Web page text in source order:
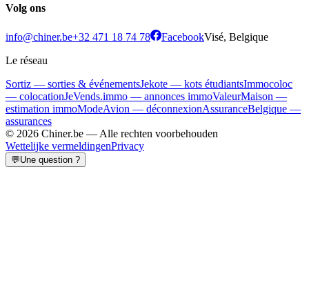
Volg ons
info@chiner.be+32 471 18 74 78 FacebookVisé, Belgique
Le réseau
Sortiz — sorties & événementsJekote — kots étudiantsImmocoloc
— colocationJeVends.immo — annonces immoValeurMaison —
estimation immoModeAvion — déconnexionAssuranceBelgique —
assurances
© 2026 Chiner.be — Alle rechten voorbehouden
Wettelijke vermeldingenPrivacy
💬Une question ?